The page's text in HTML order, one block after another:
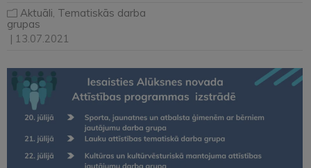
Aktuāli Tematiskās darba
grupas
| 13.07.2021